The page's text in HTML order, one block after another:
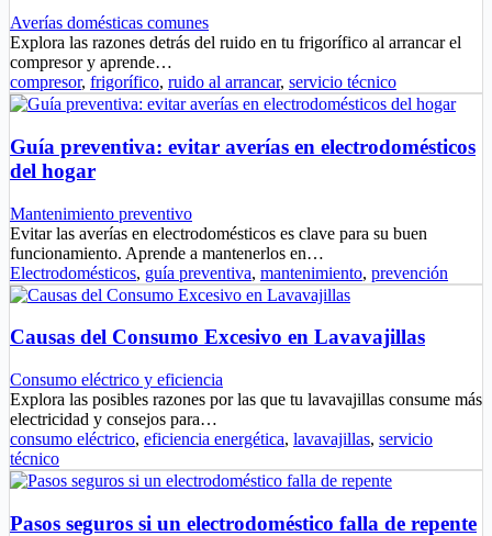
Averías domésticas comunes
Explora las razones detrás del ruido en tu frigorífico al arrancar el
compresor y aprende…
compresor, frigorífico, ruido al arrancar, servicio técnico
Guía preventiva: evitar averías en electrodomésticos
del hogar
Mantenimiento preventivo
Evitar las averías en electrodomésticos es clave para su buen
funcionamiento. Aprende a mantenerlos en…
Electrodomésticos, guía preventiva, mantenimiento, prevención
Causas del Consumo Excesivo en Lavavajillas
Consumo eléctrico y eficiencia
Explora las posibles razones por las que tu lavavajillas consume más
electricidad y consejos para…
consumo eléctrico, eficiencia energética, lavavajillas, servicio
técnico
Pasos seguros si un electrodoméstico falla de repente